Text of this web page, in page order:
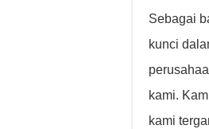
Sebagai
kunci
kami.
kami